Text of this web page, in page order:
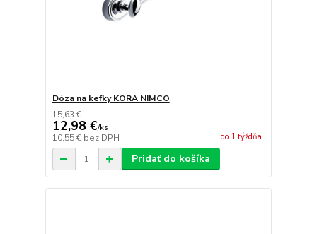
Dóza na kefky KORA NIMCO
15,63 €
12,98 €/ks
10,55 € bez DPH do 1 týždňa
Pridať do košíka